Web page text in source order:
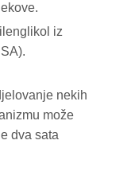
iz
nekih
može
dva sata